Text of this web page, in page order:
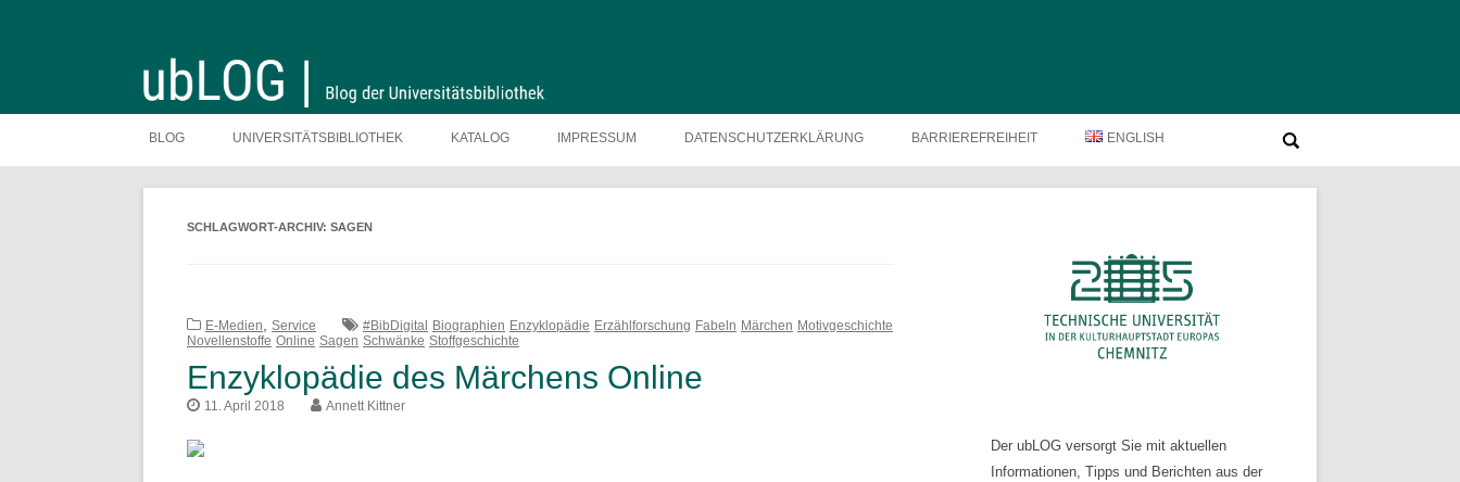
Inhalt
BLOG UNIVERSITÄTSBIBLIOTHEK KATALOG IMPRESSUM DATENSCHUTZERKLÄRUNG BARRIEREFREIHEIT ENGLISH
nach:
SCHLAGWORT-ARCHIV: SAGEN
E-Medien, Service #BibDigital Biographien Enzyklopädie Erzählforschung Fabeln Märchen Motivgeschichte
Novellenstoffe Online Sagen Schwänke Stoffgeschichte
Enzyklopädie des Märchens Online
11. April 2018 Annett Kittner
Der ubLOG versorgt Sie mit aktuellen
Informationen, Tipps und Berichten aus der